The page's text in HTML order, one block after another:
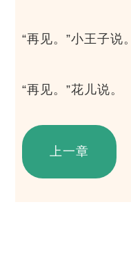
“再见。”小王子说。
“再见。”花儿说。
上一章